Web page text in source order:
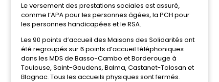
Le versement des prestations sociales est assuré,
comme l’APA pour les personnes âgées, la PCH pour
les personnes handicapées et le RSA.
Les 90 points d’accueil des Maisons des Solidarités ont
été regroupés sur 6 points d’accueil téléphoniques
dans les MDS de Basso-Cambo et Borderouge à
Toulouse, Saint-Gaudens, Balma, Castanet-Tolosan et
Blagnac. Tous les accueils physiques sont fermés.